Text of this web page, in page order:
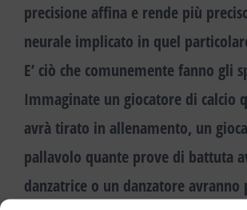
precisione affina e rende più
neurale implicato in quel
E’ ciò che comunemente fanno gli
Immaginate un giocatore di calcio
avrà tirato in allenamento, un
pallavolo quante prove di battuta
danzatrice o un danzatore